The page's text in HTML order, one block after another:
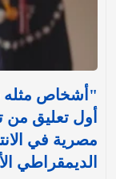
"أشخاص مثله
أول تعليق
مصرية في
الديمقراطي